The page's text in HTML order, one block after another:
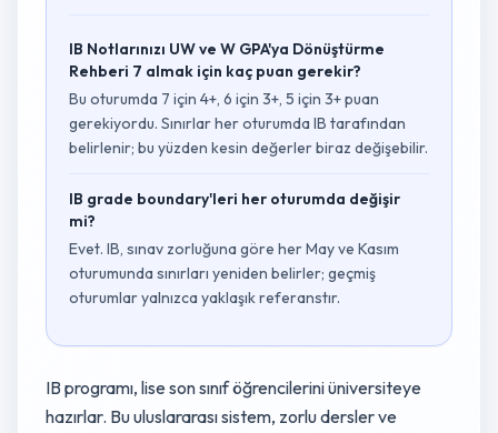
IB Notlarınızı UW ve W GPA'ya Dönüştürme
Rehberi 7 almak için kaç puan gerekir?
Bu oturumda 7 için 4+, 6 için 3+, 5 için 3+ puan
gerekiyordu. Sınırlar her oturumda IB tarafından
belirlenir; bu yüzden kesin değerler biraz değişebilir.
IB grade boundary'leri her oturumda değişir
mi?
Evet. IB, sınav zorluğuna göre her May ve Kasım
oturumunda sınırları yeniden belirler; geçmiş
oturumlar yalnızca yaklaşık referanstır.
IB programı, lise son sınıf öğrencilerini üniversiteye
hazırlar. Bu uluslararası sistem, zorlu dersler ve